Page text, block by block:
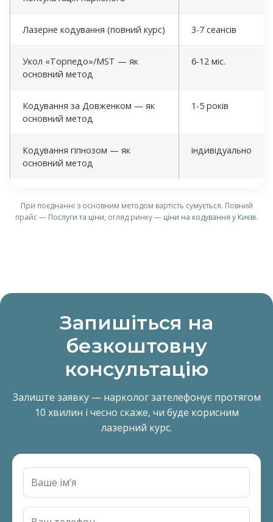
Лазерне кодування (повний курс) 3-7 сеансів
Укол «Торпедо»/MST — як
основний метод
6-12 міс.
Кодування за Довженком — як
основний метод
1-5 років
Кодування гіпнозом — як
основний метод
індивідуально
При поєднанні з основним методом вартість сумується. Повний
прайс — Послуги та ціни, огляд ринку — ціни на кодування у Києві.
Запишіться на
безкоштовну
консультацію
Залиште заявку — нарколог зателефонує протягом
10 хвилин і чесно скаже, чи буде корисним
лазерний курс.